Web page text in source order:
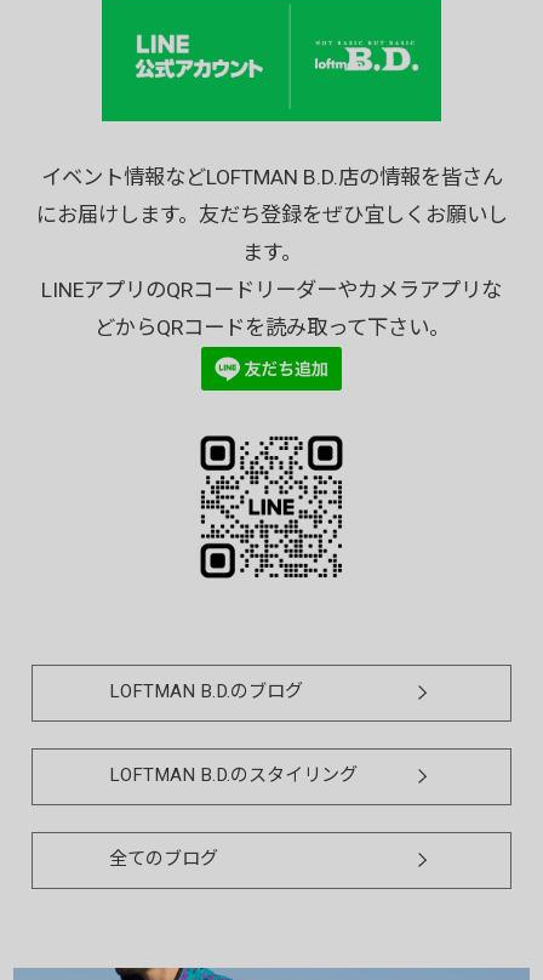
イベント情報などLOFTMAN B.D.店の情報を皆さん
にお届けします。友だち登録をぜひ宜しくお願いし
ます。
LINEアプリのQRコードリーダーやカメラアプリな
どからQRコードを読み取って下さい。
LOFTMAN B.D.のブログ
LOFTMAN B.D.のスタイリング
全てのブログ